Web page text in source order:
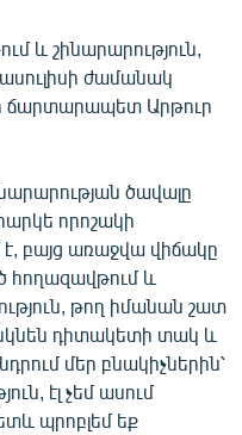
և շինարարություն,
ասուլիսի ժամանակ
ճարտարապետ Արթուր
ծավալը
որոշակի
է, բայց առաջվա վիճակը
հողազավթում և
թող իմանան շատ
դիտակետի տակ և
մեր բնակիչներին՝
էլ չեմ ասում
պրոբլեմ եք